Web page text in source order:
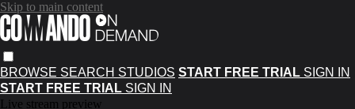
Skip to main content
BROWSE SEARCH STUDIOS START FREE TRIAL SIGN IN
START FREE TRIAL SIGN IN
Live stream preview